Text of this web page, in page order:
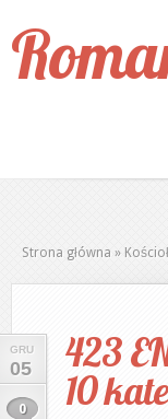
Strona główna »
GRU
05
0
423
10